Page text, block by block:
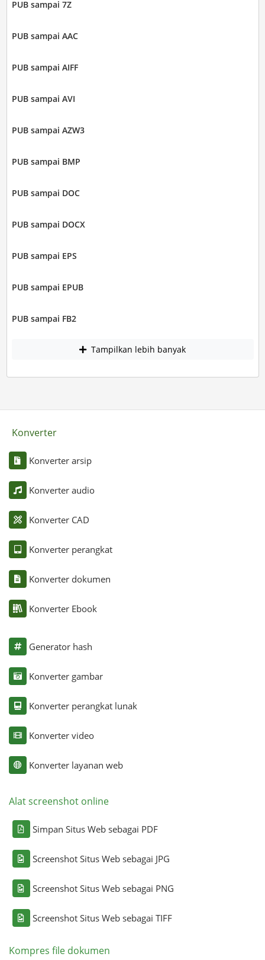
PUB sampai 7Z
PUB sampai AAC
PUB sampai AIFF
PUB sampai AVI
PUB sampai AZW3
PUB sampai BMP
PUB sampai DOC
PUB sampai DOCX
PUB sampai EPS
PUB sampai EPUB
PUB sampai FB2
Tampilkan lebih banyak
Konverter
Konverter arsip
Konverter audio
Konverter CAD
Konverter perangkat
Konverter dokumen
Konverter Ebook
Generator hash
Konverter gambar
Konverter perangkat lunak
Konverter video
Konverter layanan web
Alat screenshot online
Simpan Situs Web sebagai PDF
Screenshot Situs Web sebagai JPG
Screenshot Situs Web sebagai PNG
Screenshot Situs Web sebagai TIFF
Kompres file dokumen